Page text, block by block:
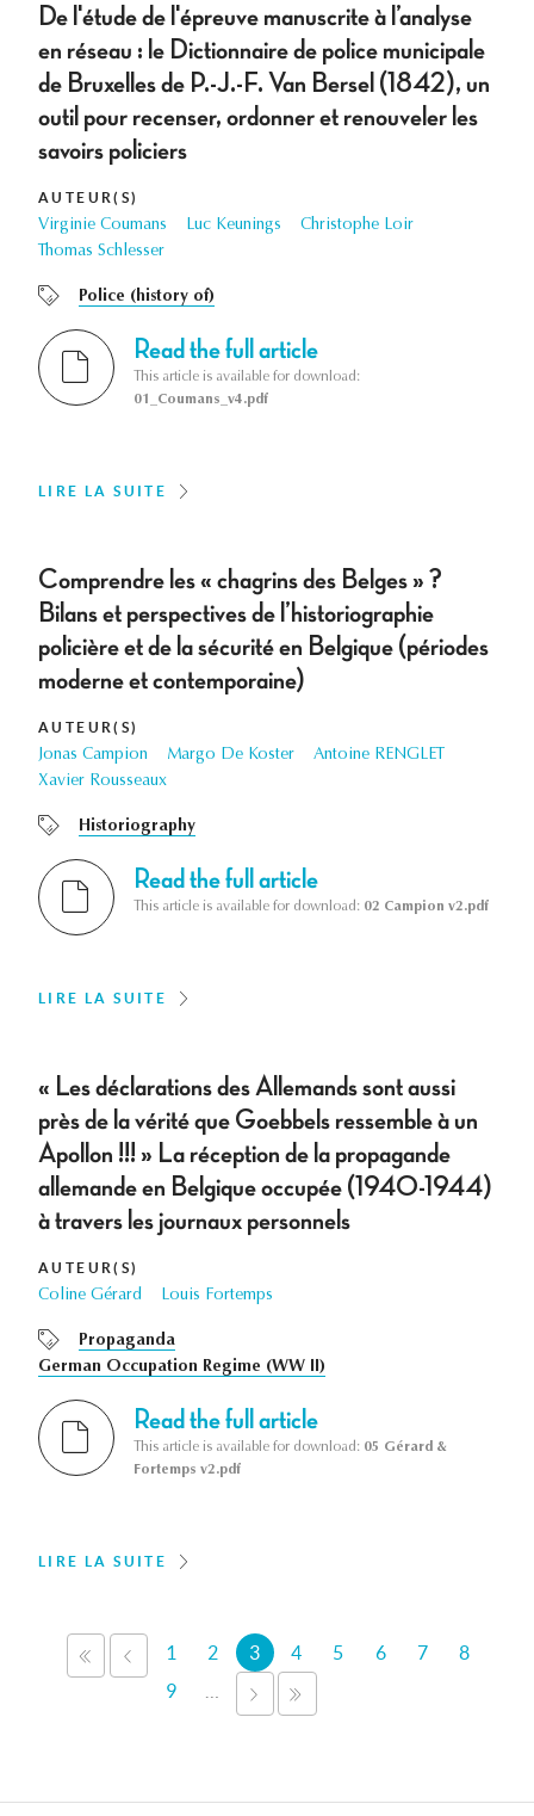
De l'étude de l'épreuve manuscrite à l’analyse
en réseau : le Dictionnaire de police municipale
de Bruxelles de P.-J.-F. Van Bersel (1842), un
outil pour recenser, ordonner et renouveler les
savoirs policiers
AUTEUR(S)
Virginie Coumans Luc Keunings
Christophe Loir
Thomas Schlesser
Police (history of)
Read the full article
This article is available for download:
01_Coumans_v4.pdf
LIRE LA SUITE
Comprendre les « chagrins des Belges » ?
Bilans et perspectives de l’historiographie
policière et de la sécurité en Belgique (périodes
moderne et contemporaine)
AUTEUR(S)
Jonas Campion Margo De Koster
Antoine RENGLET
Xavier Rousseaux
Historiography
Read the full article
This article is available for download: 02 Campion v2.pdf
LIRE LA SUITE
« Les déclarations des Allemands sont aussi
près de la vérité que Goebbels ressemble à un
Apollon !!! » La réception de la propagande
allemande en Belgique occupée (1940-1944)
à travers les journaux personnels
AUTEUR(S)
Coline Gérard Louis Fortemps
Propaganda
German Occupation Regime (WW II)
Read the full article
This article is available for download: 05 Gérard &
Fortemps v2.pdf
LIRE LA SUITE
Pages « PREMIER‹ PRÉCÉDENT
1 2 3 4 5 6 7
8
9
SUIVANT ›